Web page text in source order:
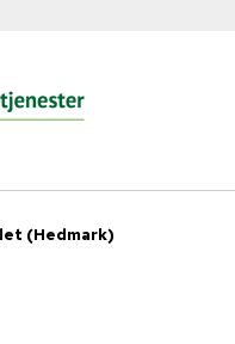
(Hedmark)